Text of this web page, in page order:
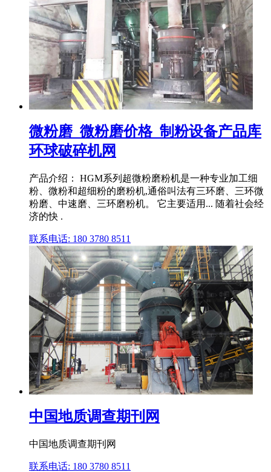
微粉磨_微粉磨价格_制粉设备产品库
环球破碎机网
产品介绍： HGM系列超微粉磨粉机是一种专业加工细
粉、微粉和超细粉的磨粉机,通俗叫法有三环磨、三环微
粉磨、中速磨、三环磨粉机。 它主要适用... 随着社会经
济的快 .
联系电话: 180 3780 8511
中国地质调查期刊网
中国地质调查期刊网
联系电话: 180 3780 8511